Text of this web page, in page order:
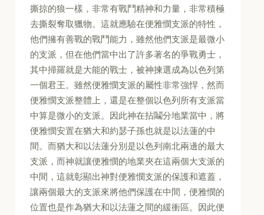
撕掠的狼一樣，非常有戰鬥精神和力量，非常積極
去撕裂奪取獵物。這就應驗在便雅憫支派的特性，
他們擁有善戰的戰鬥能力，雖然他們支派是最微小
的支派，但在他們當中出了許多著名的爭戰勇士，
其中掃羅就是大能的戰士，被神揀選成為以色列第
一個君王。雖然便雅憫支派的屬性非常強悍，然而
便雅憫支派整體上，還是在整個以色列所有支派當
中算是微小的支派。因此神在拈鬮分地業當中，將
便雅憫安置在猶大和約瑟子孫也就是以法蓮的中
間。而猶大和以法蓮分別是以色列南北兩邊的最大
支派，而神就讓便雅憫的地業夾在這兩個大支派的
中間，這就彰顯出神對便雅憫支派的保護和遮蓋，
讓兩個最大的支派來將他們保護在中間，便雅憫的
位置也是作為猶大和以法蓮之間的緩衝區。因此便